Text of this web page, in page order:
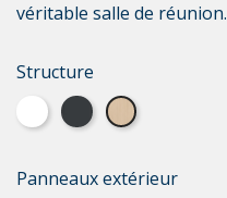
véritable salle de réunion.
Structure
Laque blanche
Laque griseBois Vernis
Panneaux extérieur